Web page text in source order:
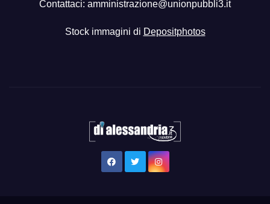
Contattaci: amministrazione@unionpubbli3.it
Stock immagini di Depositphotos